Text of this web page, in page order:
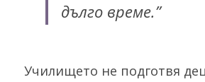
дълго време.”
Училището не подготвя